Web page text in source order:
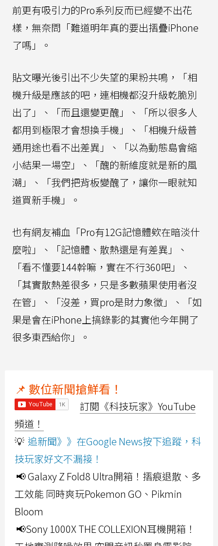
前更有吸引力的Pro系列反而已經變不出花
樣，無奈問「難道明年真的要出摺疊iPhone
了嗎」。
貼文曝光後引出不少失望的果粉共鳴，「相
機升級是應該的吧，連相機都沒升級乾脆別
出了」、「而且還變更醜」、「所以很多人
都用到極限才會想換手機」、「相機升級普
通用途也看不出差異」、「以為動態島會縮
小結果一場空」、「醜的新維度就是新的風
潮」、「我們把背板變醜了，讓你一眼就知
道買新手機」。
也有網友補血「Pro有12G記憶體欸在暗淡什
麼啦」、「記憶體、散熱還是有差異」、
「看不懂要144幹嘛，實在不行360吧」、
「其實散熱差很多，只是多數蘋果使用者沒
在管」、「沒差，買pro是財力象徵」、「如
果是會在iPhone上搞錄影的其實他今年開了
很多東西給你」。
📌 數位新聞搶鮮看！
訂閱《科技玩家》YouTube
頻道！
💡 追新聞》》在Google News按下追蹤，科
技玩家好文不漏接！
📢 Galaxy Z Fold8 Ultra開箱！摺痕退散、多
工效能 同時爽玩Pokemon GO、Pikmin
Bloom
📢Sony 1000X THE COLLEXION耳機開箱！